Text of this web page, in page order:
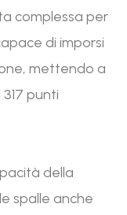
complessa per
di imporsi
mettendo a
punti
della
spalle anche